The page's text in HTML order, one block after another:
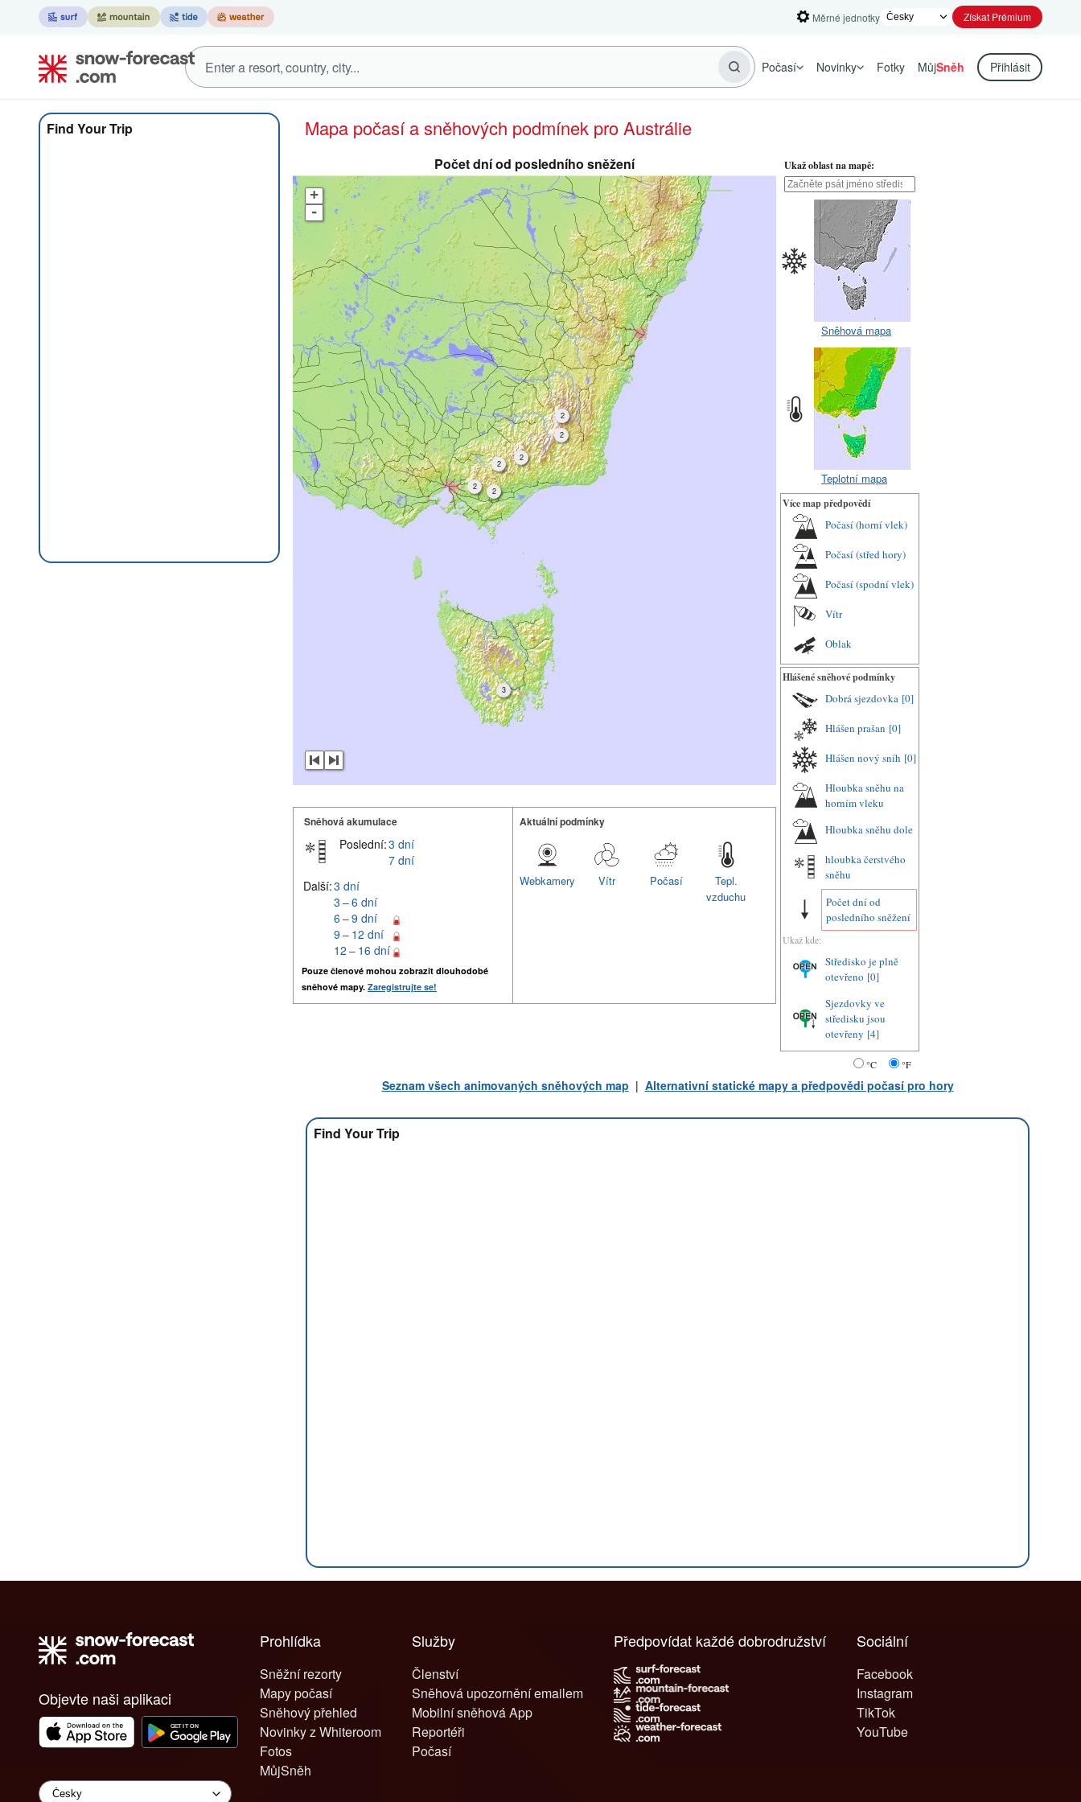
Měrné jednotky Získat Prémium
Počasí Novinky Fotky MůjSněh Přihlásit
Find Your Trip Mapa počasí a sněhových podmínek pro Austrálie
Počet dní od posledního sněžení
+
-
2
2
2
2
3
2
2
Sněhová akumulace
Poslední:3 dní
7 dní
Další:3 dní
3 – 6 dní
6 – 9 dní
9 – 12 dní
12 – 16 dní
Pouze členové mohou zobrazit dlouhodobé
sněhové mapy. Zaregistrujte se!
Aktuální podmínky
Tepl.
vzduchu
Počasí
Vítr
Webkamery
Ukaž oblast na mapě:
Sněhová mapa
Teplotní mapa
Více map předpovědí
Počasí (horní vlek)
Počasí (střed hory)
Počasí (spodní vlek)
Vítr
Oblak
Hlášené sněhové podmínky
Dobrá sjezdovka [0]
Hlášen prašan [0]
Hlášen nový sníh [0]
Hloubka sněhu na
horním vleku
Hloubka sněhu dole
hloubka čerstvého
sněhu
Počet dní od
posledního sněžení
Ukaž kde:
Středisko je plně
otevřeno [0]
Sjezdovky ve
středisku jsou
otevřeny [4]
°C °F
Seznam všech animovaných sněhových map | Alternativní statické mapy a předpovědi počasí pro hory
Find Your Trip
Objevte naši aplikaci
Prohlídka
Sněžní rezorty
Mapy počasí
Sněhový přehled
Novinky z Whiteroom
Fotos
MůjSněh
Služby
Členství
Sněhová upozornění emailem
Mobilní sněhová App
Reportéři
Počasí
Sociální
Facebook
Instagram
TikTok
YouTube
Předpovídat každé dobrodružství